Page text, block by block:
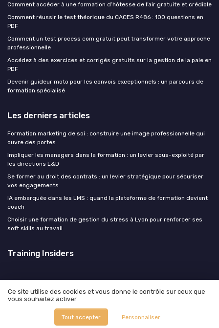
Comment accéder à une formation d’hôtesse de l’air gratuite et crédible
Comment réussir le test théorique du CACES R486 : 100 questions en
PDF
Comment un test process com gratuit peut transformer votre approche
professionnelle
Accédez à des exercices et corrigés gratuits sur la gestion de la paie en
PDF
Devenir guideur moto pour les convois exceptionnels : un parcours de
formation spécialisé
Les derniers articles
Formation marketing de soi : construire une image professionnelle qui
ouvre des portes
Impliquer les managers dans la formation : un levier sous-exploité par
les directions L&D
Se former au droit des contrats : un levier stratégique pour sécuriser
vos engagements
IA embarquée dans les LMS : quand la plateforme de formation devient
coach
Choisir une formation de gestion du stress à Lyon pour renforcer ses
soft skills au travail
Training Insiders
Mentions légales
© Training Insiders 2026
Ce site utilise des cookies et vous donne le contrôle sur ceux que
vous souhaitez activer
Tout accepter Personnaliser